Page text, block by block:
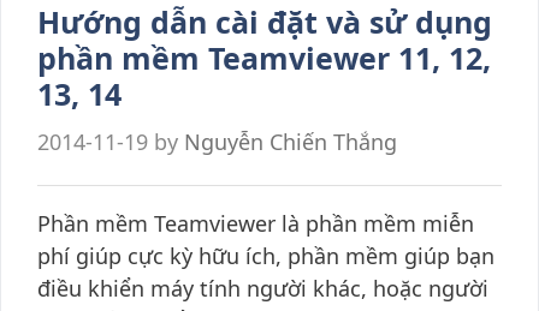
Hướng dẫn cài đặt và sử dụng
phần mềm Teamviewer 11, 12,
13, 14
2014-11-19 by Nguyễn Chiến Thắng
Phần mềm Teamviewer là phần mềm miễn
phí giúp cực kỳ hữu ích, phần mềm giúp bạn
điều khiển máy tính người khác, hoặc người